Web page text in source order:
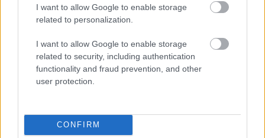
I want to allow Google to enable storage
related to personalization.
I want to allow Google to enable storage
related to security, including authentication
functionality and fraud prevention, and other
user protection.
CONFIRM
ktoré dodajú vášmu
záhonu celosezónny
vysaďte na miesta, na